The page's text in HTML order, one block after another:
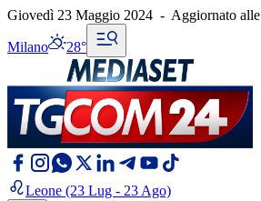
Giovedì 23 Maggio 2024 - Aggiornato alle
Milano 28°
Leone (23 Lug - 23 Ago)